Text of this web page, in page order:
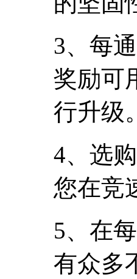
3、每
奖励可
行升级。
4、选
您在竞
5、在
有众多